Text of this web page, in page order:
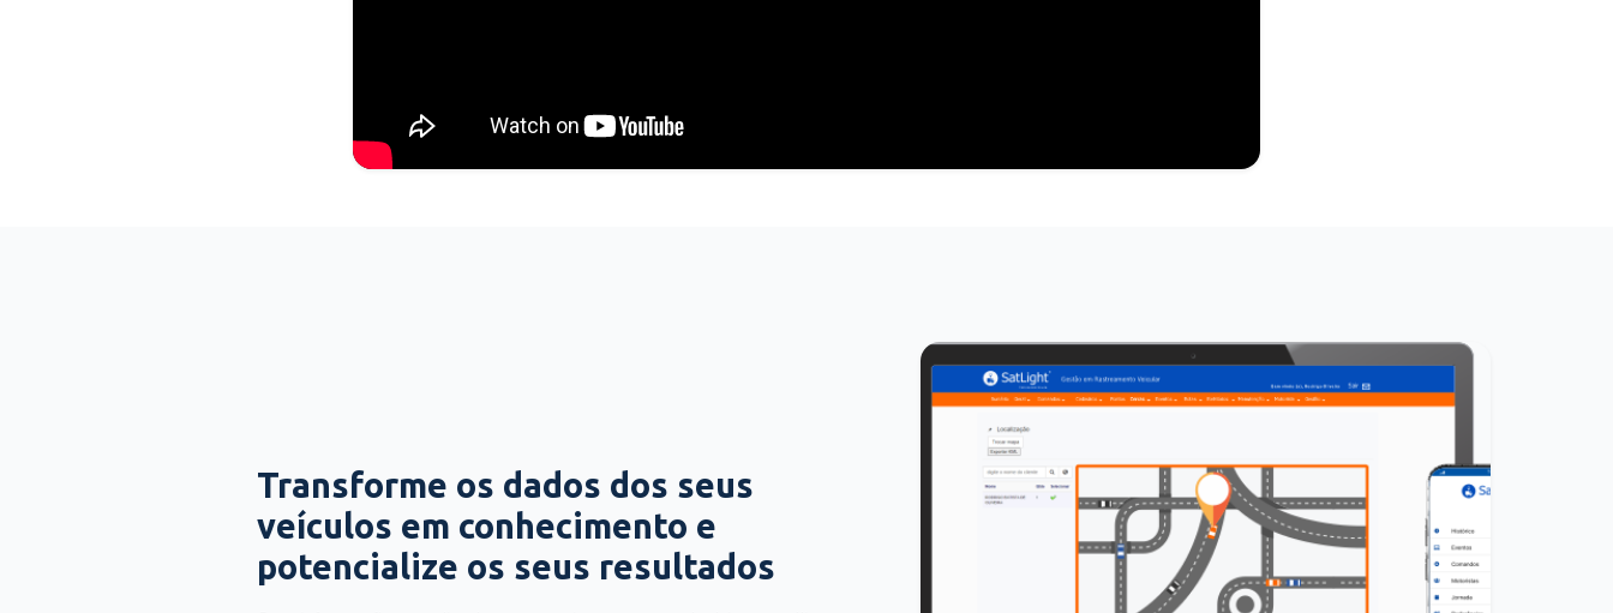
Transforme os dados dos seus
veículos em conhecimento e
potencialize os seus resultados